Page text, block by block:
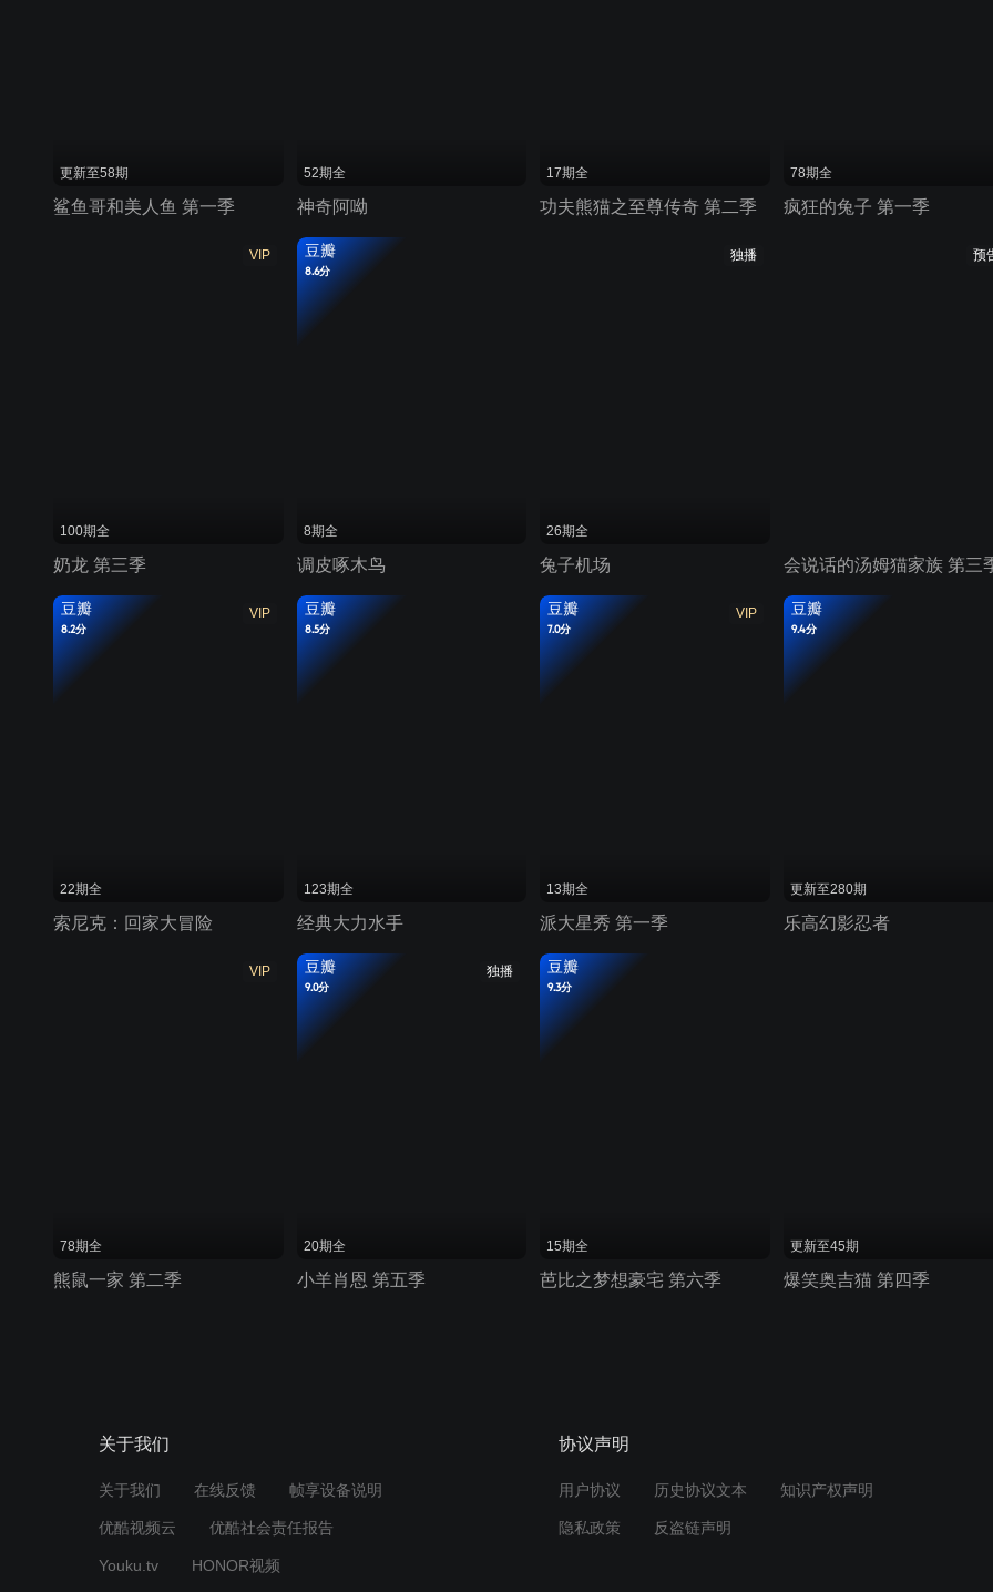
更新至58期
鲨鱼哥和美人鱼 第一季
52期全
神奇阿呦
17期全
功夫熊猫之至尊传奇 第二季
78期全
疯狂的兔子 第一季
VIP
100期全
奶龙 第三季
豆瓣
8.6分
8期全
调皮啄木鸟
独播
26期全
兔子机场
预
会说话的汤姆猫家族 第三
VIP
豆瓣
8.2分
22期全
索尼克：回家大冒险
豆瓣
8.5分
123期全
经典大力水手
VIP
豆瓣
7.0分
13期全
派大星秀 第一季
豆瓣
9.4分
更新至280期
乐高幻影忍者
VIP
78期全
熊鼠一家 第二季
独播
豆瓣
9.0分
20期全
小羊肖恩 第五季
豆瓣
9.3分
15期全
芭比之梦想豪宅 第六季
更新至45期
爆笑奥吉猫 第四季
关于我们
关于我们 在线反馈 帧享设备说明
优酷视频云 优酷社会责任报告
Youku.tv HONOR视频
协议声明
用户协议 历史协议文本 知识产权声明
隐私政策 反盗链声明